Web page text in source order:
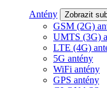
Antény Zobrazit
GSM (2G)
UMTS (3G)
LTE (4G)
5G antény
WiFi antény
GPS antény